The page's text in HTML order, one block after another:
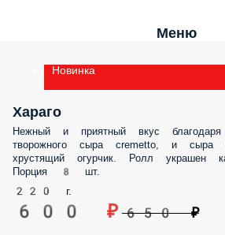
Меню
Новинка
Хараго
Нежный и приятный вкус благодаря
творожного сыра cremetto, и сыра
хрустящий огурчик. Ролл украшен
Порция 8 шт.
220 г.
600 ₽ 650 ₽